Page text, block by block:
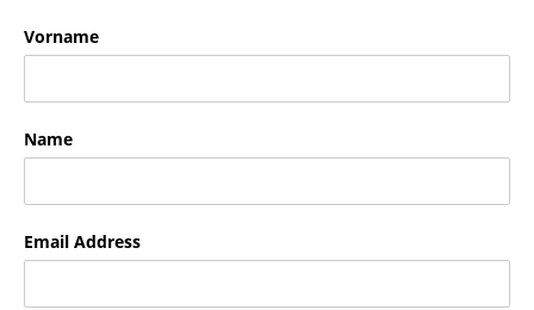
Vorname
Name
Email Address